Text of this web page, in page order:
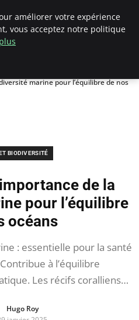
marine pour l’équilibre de nos
BIODIVERSITÉ
de la
pour l’équilibre
océans
: essentielle pour la santé
à l’équilibre
Les récifs coralliens…
Hugo Roy
améliorer votre expérience
vous acceptez notre politique